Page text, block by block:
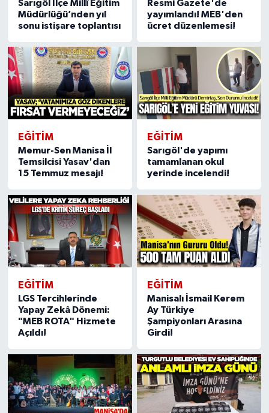
Sarıgöl İlçe Millî Eğitim
Müdürlüğü’nden yıl
sonu istişare toplantısı
Resmi Gazete'de
yayımlandı! MEB'den
ücret düzenlemesi!
EĞİTİM
Memur-Sen Manisa İl
Temsilcisi Yasav'dan
15 Temmuz mesajı!
EĞİTİM
Sarıgöl'de yapımı
tamamlanan okul
yerinde incelendi!
EĞİTİM
LGS Tercihlerinde
Yapay Zekâ Dönemi:
"MEB ROTA" Hizmete
Açıldı!
EĞİTİM
Manisalı İsmail Kerem
Ay Türkiye
Şampiyonları Arasına
Girdi!